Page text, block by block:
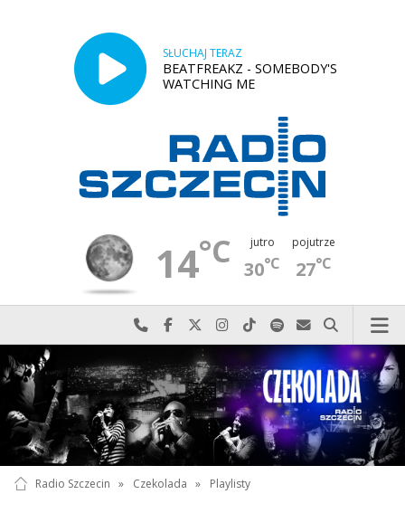
SŁUCHAJ TERAZ
BEATFREAKZ - SOMEBODY'S
WATCHING ME
14°C jutro
30°C
pojutrze
27°C
Najlepiej po prostu do nas zadzwoń
Odwiedź nas na Facebook-u
Odwiedź nas na X
Odwiedź nas na Instagram-ie
Odwiedź nas na TikTok-u
Szukaj nas na Spotify
Wyślij do nas
Szukaj
Radio Szczecin » Czekolada » Playlisty